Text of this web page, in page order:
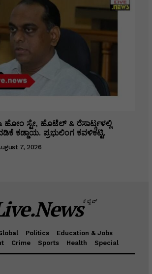
ಹೋಂ ಸ್ಟೇ, ಹೊಟೆಲ್ & ರೆಸಾರ್ಟ್ಗಳಲ್ಲಿ
ಕಡ್ಡಾಯ. ಪ್ರಭುಲಿಂಗ ಕವಳಿಕಟ್ಟಿ.
7, 2026
ಕೆಲೈವ್
Politics
Education & Jobs
Crime Sports Health Special